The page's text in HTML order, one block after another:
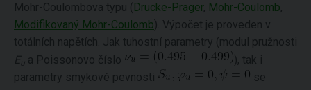
Mohr-Coulombova typu ( Drucke-Prager, Mohr-Coulomb,
Modifikovaný Mohr-Coulomb). Výpočet je proveden v
totálních napětích. Jak tuhostní parametry (modul pružnosti
E u a Poissonovo číslo
), tak i
parametry smykové pevnosti
se